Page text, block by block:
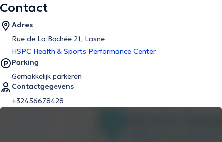
Contact
Adres
Rue de La Bachée 21, Lasne
HSPC Health & Sports Performance Center
Parking
Gemakkelijk parkeren
Contactgegevens
+32456678428